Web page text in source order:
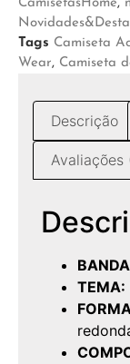
CamisetasHome,
Tags Camiseta
Wear, Camiseta
Descrição
Avaliações
TEMA: